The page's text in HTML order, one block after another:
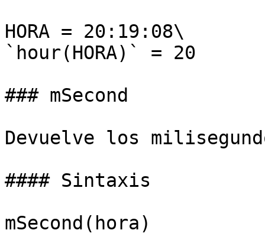
HORA = 20:19:08\
`hour(HORA)` = 20
### mSecond
Devuelve los
#### Sintaxis
mSecond(hora)